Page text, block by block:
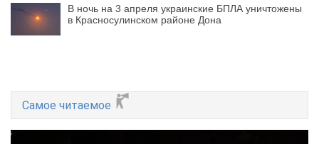
В ночь на 3 апреля украинские БПЛА уничтожены
в Красносулинском районе Дона
Самое читаемое